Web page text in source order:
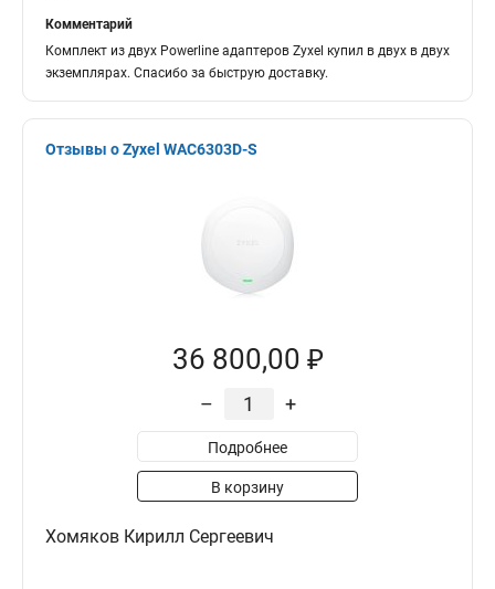
Комментарий
Комплект из двух Powerline адаптеров Zyxel купил в двух в двух
экземплярах. Спасибо за быструю доставку.
Отзывы о Zyxel WAC6303D-S
36 800,00 ₽
– +
Подробнее
В корзину
Хомяков Кирилл Сергеевич